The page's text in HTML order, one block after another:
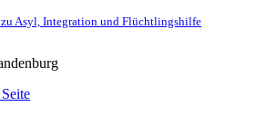
Asyl, Integration und Flüchtlingshilfe